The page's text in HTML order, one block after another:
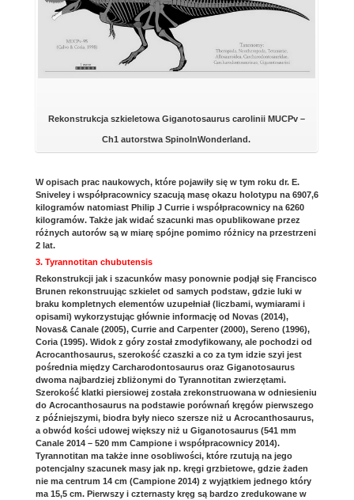
Rekonstrukcja szkieletowa Giganotosaurus carolinii MUCPv –
Ch1 autorstwa SpinoInWonderland.
W opisach prac naukowych, które pojawiły się w tym roku dr. E.
Sniveley i współpracownicy szacują masę okazu holotypu na 6907,6
kilogramów natomiast Philip J Currie i współpracownicy na 6260
kilogramów. Także jak widać szacunki mas opublikowane przez
różnych autorów są w miarę spójne pomimo różnicy na przestrzeni
2 lat.
3. Tyrannotitan chubutensis
Rekonstrukcji jak i szacunków masy ponownie podjął się Francisco
Brunen rekonstruując szkielet od samych podstaw, gdzie luki w
braku kompletnych elementów uzupełniał (liczbami, wymiarami i
opisami) wykorzystując głównie informację od Novas (2014),
Novas& Canale (2005), Currie and Carpenter (2000), Sereno (1996),
Coria (1995). Widok z góry został zmodyfikowany, ale pochodzi od
Acrocanthosaurus, szerokość czaszki a co za tym idzie szyi jest
pośrednia między Carcharodontosaurus oraz Giganotosaurus
dwoma najbardziej zbliżonymi do Tyrannotitan zwierzętami.
Szerokość klatki piersiowej została zrekonstruowana w odniesieniu
do Acrocanthosaurus na podstawie porównań kręgów pierwszego
z późniejszymi, biodra były nieco szersze niż u Acrocanthosaurus,
a obwód kości udowej większy niż u Giganotosaurus (541 mm
Canale 2014 – 520 mm Campione i współpracownicy 2014).
Tyrannotitan ma także inne osobliwości, które rzutują na jego
potencjalny szacunek masy jak np. kręgi grzbietowe, gdzie żaden
nie ma centrum 14 cm (Campione 2014) z wyjątkiem jednego który
ma 15,5 cm. Pierwszy i czternasty kręg są bardzo zredukowane w